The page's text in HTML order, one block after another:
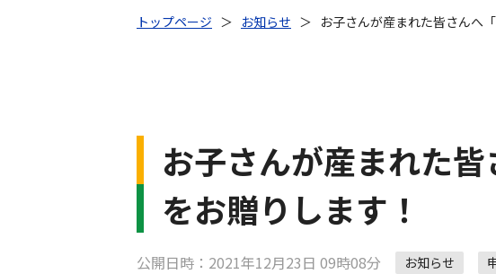
トップページ ＞ お知らせ ＞ お子さんが産まれた皆さんへ
お子さんが産まれた皆
をお贈りします！
公開日時：2021年12月23日 09時08分 お知らせ